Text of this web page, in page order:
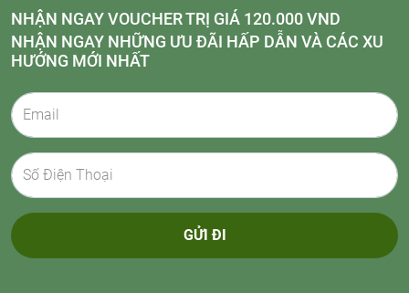
NHẬN NGAY VOUCHER TRỊ GIÁ 120.000 VND
NHẬN NGAY NHỮNG ƯU ĐÃI HẤP DẪN VÀ CÁC XU
HƯỚNG MỚI NHẤT
GỬI ĐI